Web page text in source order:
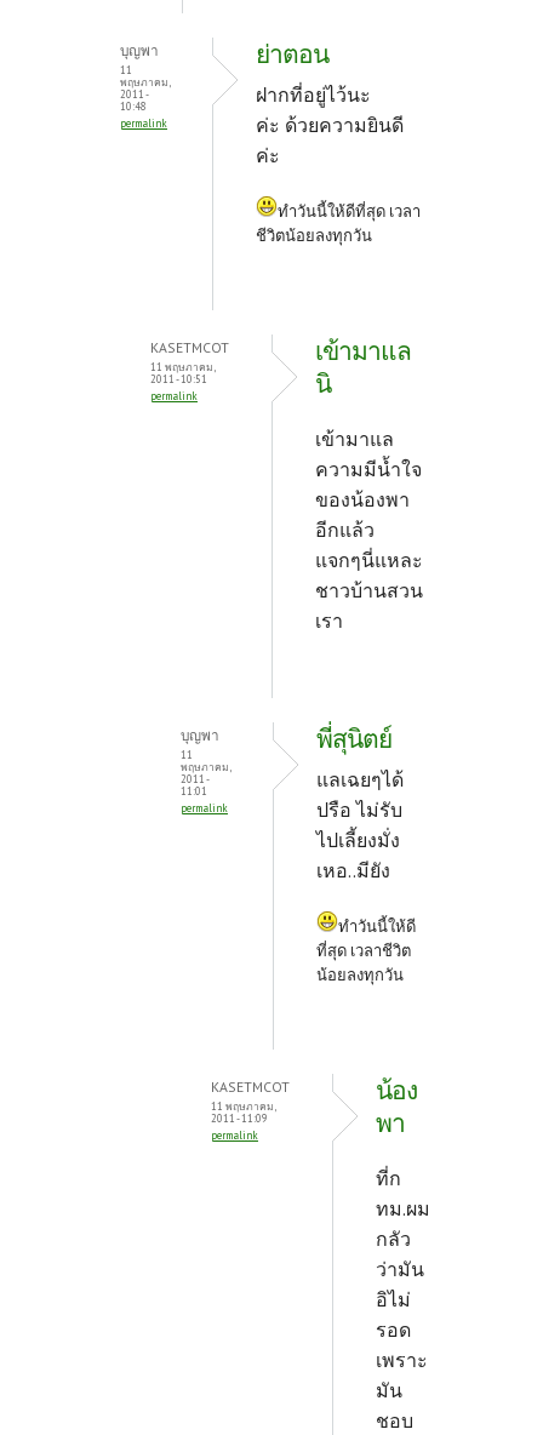
บุญพา
11
พฤษภาคม,
2011 -
10:48
permalink
ย่าตอน
ฝากที่อยู่ไว้นะ
ค่ะ ด้วยความยินดี
ค่ะ
ทำวันนี้ให้ดีที่สุด เวลา
ชีวิตน้อยลงทุกวัน
KASETMCOT
11 พฤษภาคม,
2011 - 10:51
permalink
เข้ามาแล
นิ
เข้ามาแล
ความมีน้ำใจ
ของน้องพา
อีกแล้ว
แจกๆนี่แหละ
ชาวบ้านสวน
เรา
บุญพา
11
พฤษภาคม,
2011 -
11:01
permalink
พี่สุนิตย์
แลเฉยๆได้
ปรือ ไม่รับ
ไปเลี้ยงมั่ง
เหอ..มียัง
ทำวันนี้ให้ดี
ที่สุด เวลาชีวิต
น้อยลงทุกวัน
KASETMCOT
11 พฤษภาคม,
2011 - 11:09
permalink
น้อง
พา
ที่ก
ทม.ผม
กลัว
ว่ามัน
อิไม่
รอด
เพราะ
มัน
ชอบ